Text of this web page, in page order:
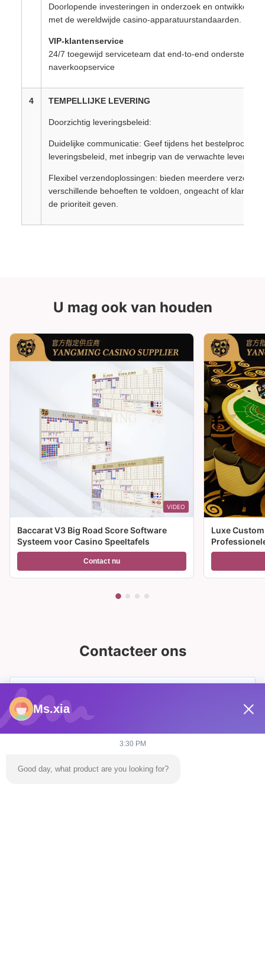
Doorlopende investeringen in onderzoek en ontwikkeling
met de wereldwijde casino-apparatuurstandaarden.
VIP-klantenservice
24/7 toegewijd serviceteam dat end-to-end
naverkoopservice
4 TEMPELLIJKE LEVERING
Doorzichtig leveringsbeleid:
Duidelijke communicatie: Geef tijdens het bestelproces
leveringsbeleid, met inbegrip van de verwachte
Flexibel verzendoplossingen: bieden meerdere
verschillende behoeften te voldoen, ongeacht of klanten
de prioriteit geven.
U mag ook van houden
VIDEO
Baccarat V3 Big Road Score Software
Systeem voor Casino Speeltafels
Contact nu
Luxe
Tafel te koop
Contacteer ons
Ms.xia
3:30 PM
Good day, what product are you looking for?